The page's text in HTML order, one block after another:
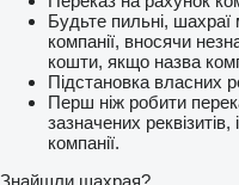
Будьте пильні, шахраї
компанії, вносячи
кошти, якщо назва
Підстановка власних
Перш ніж робити
зазначених
компанії.